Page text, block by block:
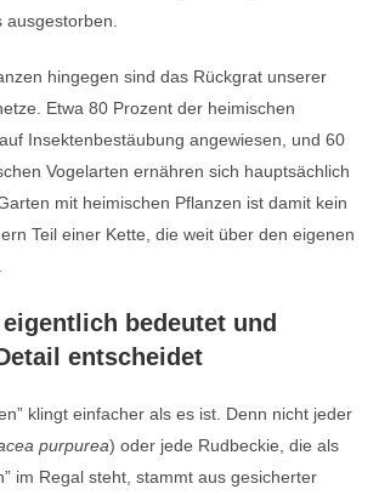
hingegen sind das Rückgrat unserer
Etwa 80 Prozent der heimischen
Insektenbestäubung angewiesen, und 60
Vogelarten ernähren sich hauptsächlich
mit heimischen Pflanzen ist damit kein
Teil einer Kette, die weit über den eigenen
bedeutet und
entscheidet
klingt einfacher als es ist. Denn nicht jeder
purpurea) oder jede Rudbeckie, die als
im Regal steht, stammt aus gesicherter